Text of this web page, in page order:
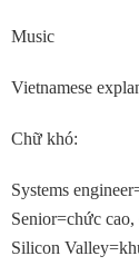
Music
Vietnamese
Chữ khó:
Systems
Senior=chức
Silicon